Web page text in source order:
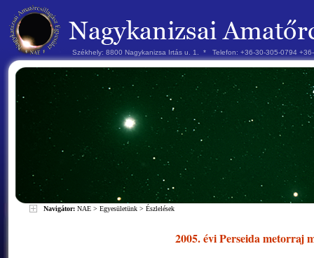
Székhely: 8800 Nagykanizsa Irtás u. 1. * Telefon: +36-30-305-0794
Navigátor: NAE > Egyesületünk > Észlelések
2005. évi Perseida metorraj